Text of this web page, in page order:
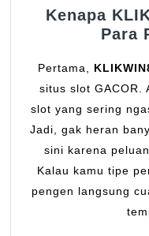
Kenapa
Para
Pertama,
situs slot GACOR.
slot yang sering
Jadi, gak heran
sini karena
Kalau kamu tipe
pengen langsung